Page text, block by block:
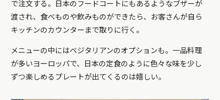
で注文する。日本のフードコートにもあるようなブザーが
渡され、食べものや飲みものができたら、お客さんが自ら
キッチンのカウンターまで取りに行く。
メニューの中にはベジタリアンのオプションも。一品料理
が多いヨーロッパで、日本の定食のように色々な味を少し
ずつ楽しめるプレートが出てくるのは嬉しい。